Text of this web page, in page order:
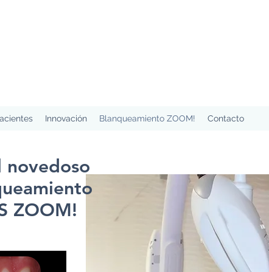
Innovación Blanqueamiento ZOOM! Contacto
novedoso
ZOOM!